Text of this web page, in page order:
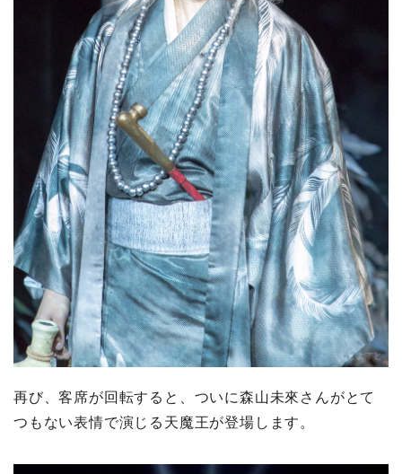
再び、客席が回転すると、ついに森山未來さんがとて
つもない表情で演じる天魔王が登場します。